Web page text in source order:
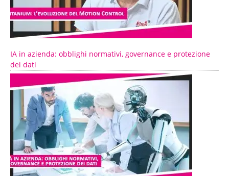
IA in azienda: obblighi normativi, governance e protezione
dei dati